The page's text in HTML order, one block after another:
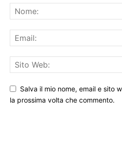
Salva il mio nome, email e sito
la prossima volta che commento.